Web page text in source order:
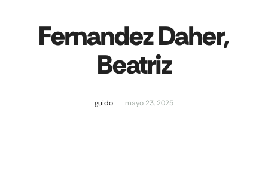
Fernandez Daher,
Beatriz
guido mayo 23, 2025